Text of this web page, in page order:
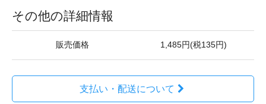
その他の詳細情報
販売価格 1,485円(税135円)
支払い・配送について